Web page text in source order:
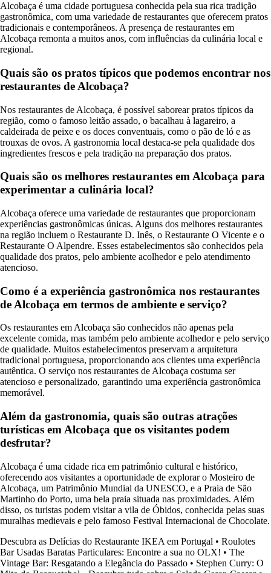
Alcobaça é uma cidade portuguesa conhecida pela sua rica tradição
gastronômica, com uma variedade de restaurantes que oferecem pratos
tradicionais e contemporâneos. A presença de restaurantes em
Alcobaça remonta a muitos anos, com influências da culinária local e
regional.
Quais são os pratos típicos que podemos encontrar nos
restaurantes de Alcobaça?
Nos restaurantes de Alcobaça, é possível saborear pratos típicos da
região, como o famoso leitão assado, o bacalhau à lagareiro, a
caldeirada de peixe e os doces conventuais, como o pão de ló e as
trouxas de ovos. A gastronomia local destaca-se pela qualidade dos
ingredientes frescos e pela tradição na preparação dos pratos.
Quais são os melhores restaurantes em Alcobaça para
experimentar a culinária local?
Alcobaça oferece uma variedade de restaurantes que proporcionam
experiências gastronômicas únicas. Alguns dos melhores restaurantes
na região incluem o Restaurante D. Inês, o Restaurante O Vicente e o
Restaurante O Alpendre. Esses estabelecimentos são conhecidos pela
qualidade dos pratos, pelo ambiente acolhedor e pelo atendimento
atencioso.
Como é a experiência gastronômica nos restaurantes
de Alcobaça em termos de ambiente e serviço?
Os restaurantes em Alcobaça são conhecidos não apenas pela
excelente comida, mas também pelo ambiente acolhedor e pelo serviço
de qualidade. Muitos estabelecimentos preservam a arquitetura
tradicional portuguesa, proporcionando aos clientes uma experiência
autêntica. O serviço nos restaurantes de Alcobaça costuma ser
atencioso e personalizado, garantindo uma experiência gastronômica
memorável.
Além da gastronomia, quais são outras atrações
turísticas em Alcobaça que os visitantes podem
desfrutar?
Alcobaça é uma cidade rica em patrimônio cultural e histórico,
oferecendo aos visitantes a oportunidade de explorar o Mosteiro de
Alcobaça, um Patrimônio Mundial da UNESCO, e a Praia de São
Martinho do Porto, uma bela praia situada nas proximidades. Além
disso, os turistas podem visitar a vila de Óbidos, conhecida pelas suas
muralhas medievais e pelo famoso Festival Internacional de Chocolate.
Descubra as Delícias do Restaurante IKEA em Portugal • Roulotes
Bar Usadas Baratas Particulares: Encontre a sua no OLX! • The
Vintage Bar: Resgatando a Elegância do Passado • Stephen Curry: O